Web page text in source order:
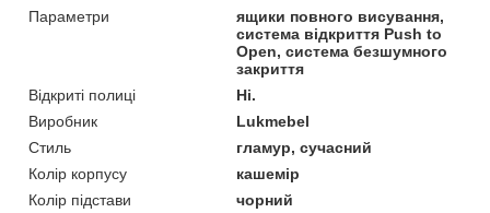
Параметри
ящики повного висування,
система відкриття Push to
Open, система безшумного
закриття
Відкриті полиці
Ні.
Виробник
Lukmebel
Стиль
гламур, сучасний
Колір корпусу
кашемір
Колір підстави
чорний